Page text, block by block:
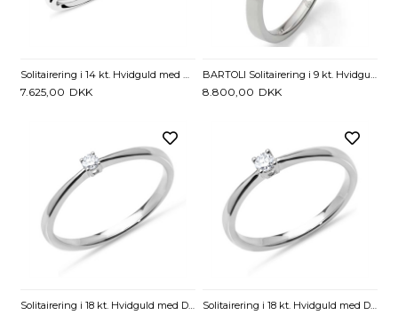
Solitairering i 14 kt. Hvidguld med Diamant - 0,15 ct.
7.625,00 DKK
BARTOLI Solitairering i 9 kt. Hvidguld med Diamant - 0,15 ct.
8.800,00 DKK
Solitairering i 18 kt. Hvidguld med Diamant - 0,05 ct Solitairering i 18 kt. Hvidguld med Diamant 0,10 ct.